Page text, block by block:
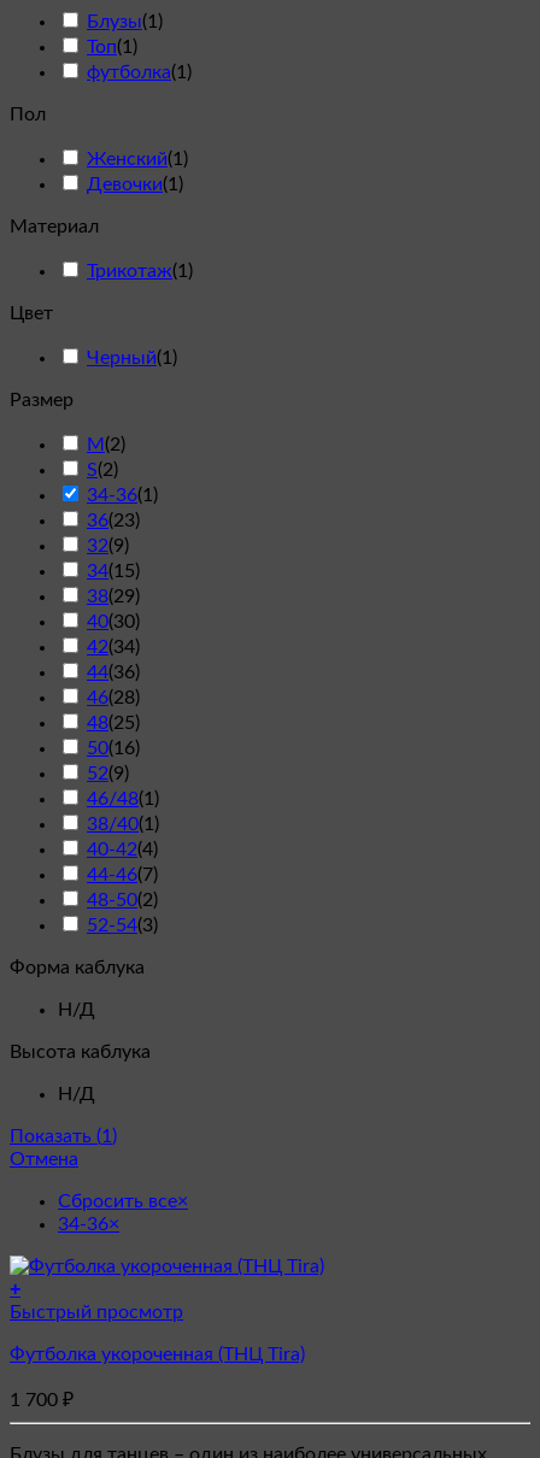
Блузы(1 )
Топ(1 )
футболка(1 )
Пол
Женский(1 )
Девочки(1 )
Материал
Трикотаж(1 )
Цвет
Черный(1 )
Размер
M (2)
S(2)
34-36(1 )
36(23)
32(9)
34(15)
38(29)
40(30)
42(34)
44(36)
46(28)
48(25)
50(16)
52(9)
46/48(1 )
38/40(1 )
40-42(4)
44-46(7)
48-50(2)
52-54(3)
Форма каблука
Н/Д
Высота каблука
Н/Д
Показать (1 )
Отмена
Сбросить все×
34-36×
+
Этот
имеет
вариаций.
Опции
можно
Быстрый просмотр
Футболка укороченная (ТНЦ Tira)
1 700 ₽